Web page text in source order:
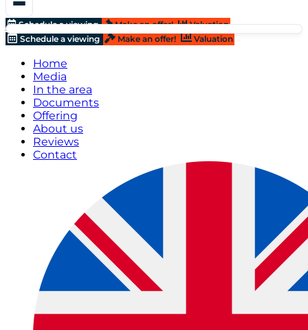
Schedule a viewing Make an offer!
Valuation
Schedule a viewing
Make an offer! Valuation
Home
Media
In the area
Documents
Offering
About us
Reviews
Contact